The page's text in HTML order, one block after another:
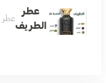
عطر
الطريف
عطر